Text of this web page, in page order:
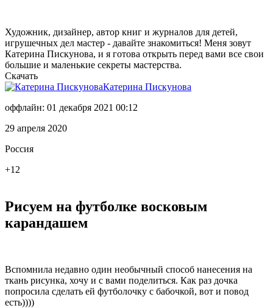
Художник, дизайнер, автор книг и журналов для детей,
игрушечных дел мастер - давайте знакомиться! Меня зовут
Катерина Пискунова, и я готова открыть перед вами все свои
большие и маленькие секреты мастерства.
Скачать
Катерина Пискунова
оффлайн: 01 декабря 2021 00:12
29 апреля 2020
Россия
+12
Рисуем на футболке восковым
карандашем
Вспомнила недавно один необычный способ нанесения на
ткань рисунка, хочу и с вами поделиться. Как раз дочка
попросила сделать ей футболочку с бабочкой, вот и повод
есть))))